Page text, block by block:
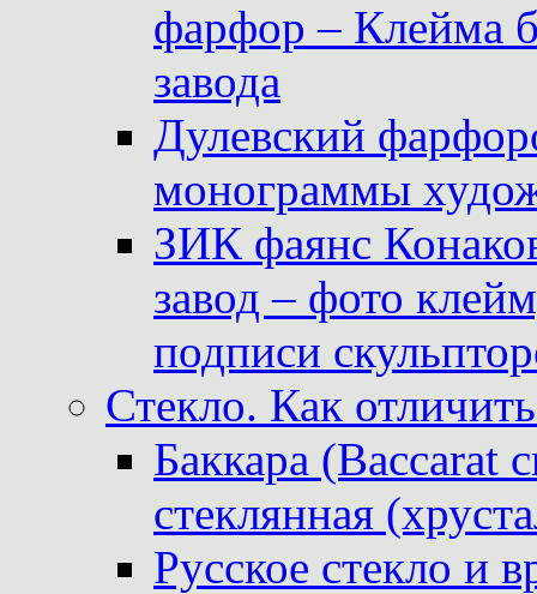
фарфор – Клейма
завода
Дулевский
монограммы
ЗИК фаянс
завод – фото
подписи
Стекло. Как
Баккара (Baccarat
стеклянная
Русское стекло и